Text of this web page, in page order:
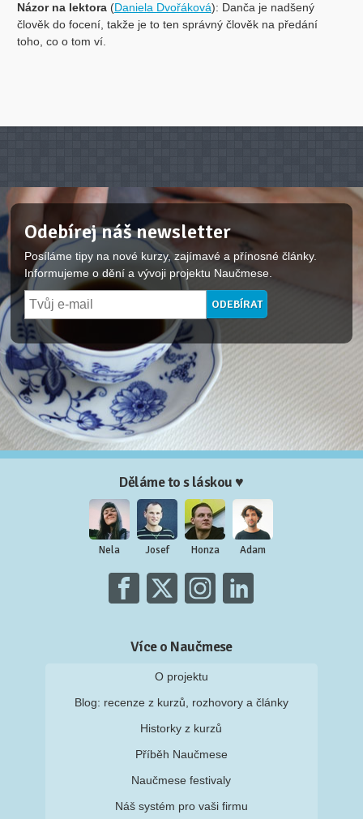
Názor na lektora(Daniela Dvořáková): Danča je nadšený
člověk do focení, takže je to ten správný člověk na předání
toho, co o tom ví.
Odebírej náš newsletter
Posíláme tipy na nové kurzy, zajímavé a přínosné články.
Informujeme o dění a vývoji projektu Naučmese.
Děláme to s láskou ♥
Nela Josef Honza Adam
Více o Naučmese
O projektu
Blog: recenze z kurzů, rozhovory a články
Historky z kurzů
Příběh Naučmese
Naučmese festivaly
Náš systém pro vaši firmu